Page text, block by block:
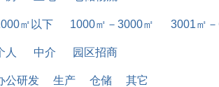
㎡以下 1000㎡－3000㎡ 3001㎡
人 中介 园区招商
公研发 生产 仓储 其它